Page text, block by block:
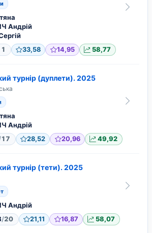
Андрій
33,58 14,95 58,77
турнір (дуплети). 2025
Андрій
17 28,52 20,96 49,92
турнір (тети). 2025
Андрій
/20 21,11 16,87 58,07